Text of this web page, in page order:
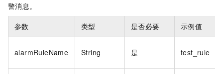
警消息。
参数 类型 是否必要 示例值
alarmRuleName String 是 test_rule